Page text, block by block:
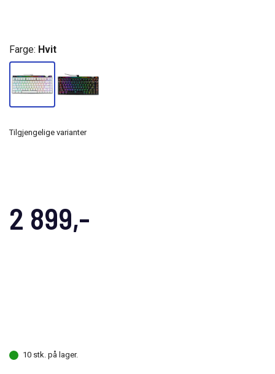
2 899,-
Farge: Hvit
Tilgjengelige varianter
10 stk. på lager.